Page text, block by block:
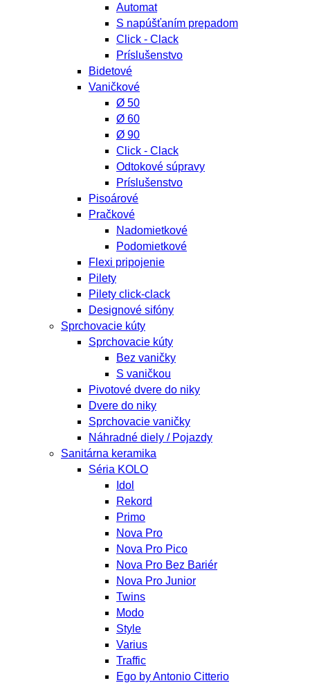
Automat
S napúšťaním prepadom
Click - Clack
Príslušenstvo
Bidetové
Vaničkové
Ø 50
Ø 60
Ø 90
Click - Clack
Odtokové súpravy
Príslušenstvo
Pisoárové
Pračkové
Nadomietkové
Podomietkové
Flexi pripojenie
Pilety
Pilety click-clack
Designové sifóny
Sprchovacie kúty
Sprchovacie kúty
Bez vaničky
S vaničkou
Pivotové dvere do niky
Dvere do niky
Sprchovacie vaničky
Náhradné diely / Pojazdy
Sanitárna keramika
Séria KOLO
Idol
Rekord
Primo
Nova Pro
Nova Pro Pico
Nova Pro Bez Bariér
Nova Pro Junior
Twins
Modo
Style
Varius
Traffic
Ego by Antonio Citterio